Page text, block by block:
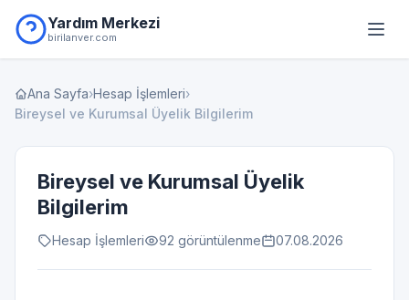
Yardım Merkezi
birilanver.com
Ana Sayfa›Hesap İşlemleri›
Bireysel ve Kurumsal Üyelik Bilgilerim
Bireysel ve Kurumsal Üyelik
Bilgilerim
Hesap İşlemleri 92 görüntülenme 07.08.2026